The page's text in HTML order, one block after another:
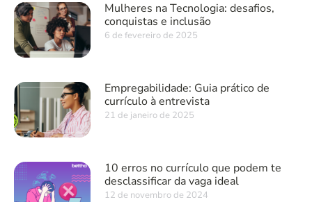
Mulheres na Tecnologia: desafios,
conquistas e inclusão
6 de fevereiro de 2025
Empregabilidade: Guia prático de
currículo à entrevista
21 de janeiro de 2025
10 erros no currículo que podem te
desclassificar da vaga ideal
12 de novembro de 2024